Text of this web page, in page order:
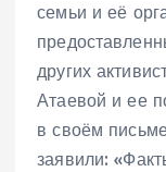
семьи и её
других
Атаевой и ее
в своём
заявили: